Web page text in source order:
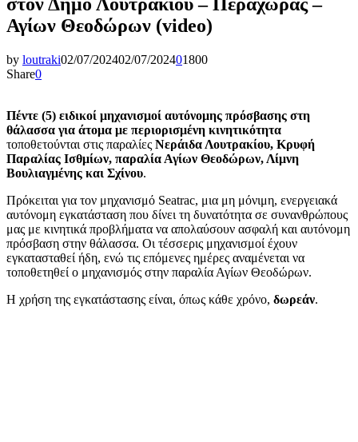
Αγίων Θεοδώρων (video)
by loutraki02/07/202402/07/202401800
Share0
Πέντε (5) ειδικοί μηχανισμοί αυτόνομης πρόσβασης στη
θάλασσα για άτομα με περιορισμένη κινητικότητα
τοποθετούνται στις παραλίες Νεράιδα Λουτρακίου, Κρυφή
Παραλίας Ισθμίων, παραλία Αγίων Θεοδώρων, Λίμνη
Βουλιαγμένης και Σχίνου.
Πρόκειται για τον μηχανισμό Seatrac, μια μη μόνιμη, ενεργειακά
αυτόνομη εγκατάσταση που δίνει τη δυνατότητα σε συνανθρώπους
μας με κινητικά προβλήματα να απολαύσουν ασφαλή και αυτόνομη
πρόσβαση στην θάλασσα. Οι τέσσερις μηχανισμοί έχουν
εγκατασταθεί ήδη, ενώ τις επόμενες ημέρες αναμένεται να
τοποθετηθεί ο μηχανισμός στην παραλία Αγίων Θεοδώρων.
Η χρήση της εγκατάστασης είναι, όπως κάθε χρόνο, δωρεάν.